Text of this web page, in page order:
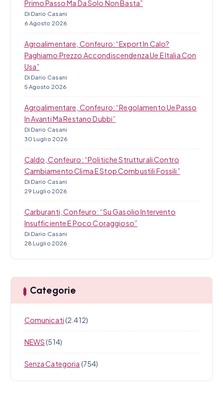
Primo Passo Ma Da Solo Non Basta”
Di Dario Casani
6 Agosto 2026
Agroalimentare, Confeuro: “Export In Calo?
Paghiamo Prezzo Accondiscendenza Ue E Italia Con
Usa”
Di Dario Casani
5 Agosto 2026
Agroalimentare, Confeuro: “Regolamento Ue Passo
In Avanti Ma Restano Dubbi”
Di Dario Casani
30 Luglio 2026
Caldo, Confeuro: “Politiche Strutturali Contro
Cambiamento Clima E Stop Combustili Fossili”
Di Dario Casani
29 Luglio 2026
Carburanti, Confeuro: “Su Gasolio Intervento
Insufficiente E Poco Coraggioso”
Di Dario Casani
28 Luglio 2026
Categorie
Comunicati(2.412)
NEWS(514)
Senza Categoria (754)